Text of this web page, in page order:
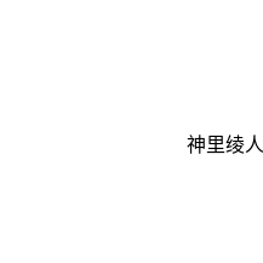
神里绫人